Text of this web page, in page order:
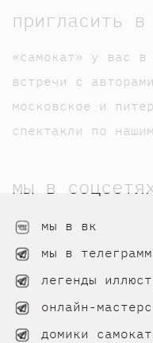
пригласить в
«самокат» у вас в
встречи с
московское и
спектакли по
мы в
мы в вк
мы в
легенды
онлайн-
домики